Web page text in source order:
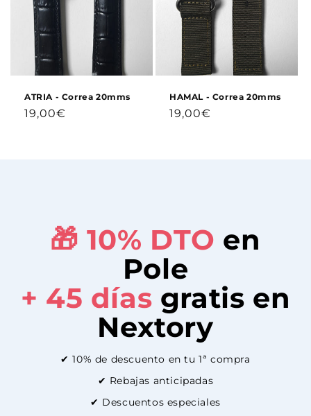
ATRIA - Correa 20mms
Precio
19,00€
HAMAL - Correa 20mms
Precio
19,00€
🎁 10% DTO en
Pole
+ 45 días gratis en
Nextory
✔ 10% de descuento en tu 1ª compra
✔ Rebajas anticipadas
✔ Descuentos especiales